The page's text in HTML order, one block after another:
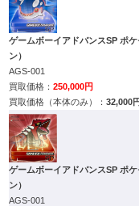
ゲームボーイアドバンスSP ポ
ン）
AGS-001
250,000円
32,000円
ゲームボーイアドバンスSP ポ
ン）
AGS-001